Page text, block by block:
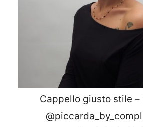
Cappello giusto stile –